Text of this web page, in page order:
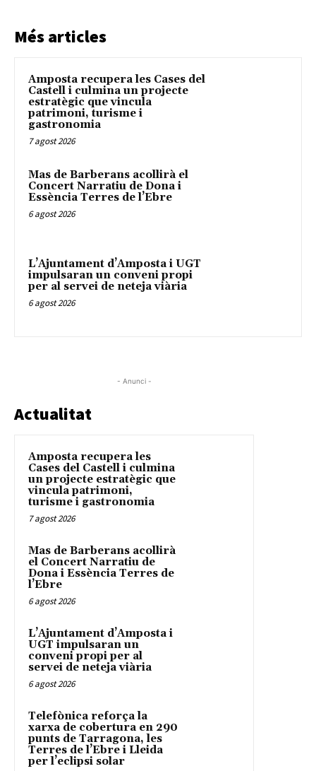
Més articles
Amposta recupera les Cases del
Castell i culmina un projecte
estratègic que vincula
patrimoni, turisme i
gastronomia
7 agost 2026
Mas de Barberans acollirà el
Concert Narratiu de Dona i
Essència Terres de l’Ebre
6 agost 2026
L’Ajuntament d’Amposta i UGT
impulsaran un conveni propi
per al servei de neteja viària
6 agost 2026
- Anunci -
Actualitat
Amposta recupera les
Cases del Castell i culmina
un projecte estratègic que
vincula patrimoni,
turisme i gastronomia
7 agost 2026
Mas de Barberans acollirà
el Concert Narratiu de
Dona i Essència Terres de
l’Ebre
6 agost 2026
L’Ajuntament d’Amposta i
UGT impulsaran un
conveni propi per al
servei de neteja viària
6 agost 2026
Telefònica reforça la
xarxa de cobertura en 290
punts de Tarragona, les
Terres de l’Ebre i Lleida
per l’eclipsi solar